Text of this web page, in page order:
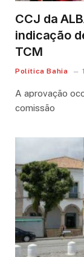
CCJ da
indicação
TCM
Política Bahia
A aprovação
comissão